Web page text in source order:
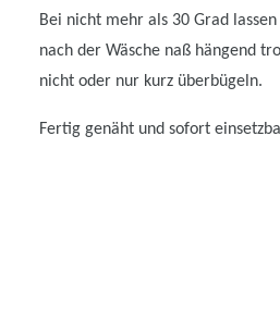
Bei nicht mehr als 30 Grad
nach der Wäsche naß hängend
nicht oder nur kurz überbügeln.
Fertig genäht und sofort